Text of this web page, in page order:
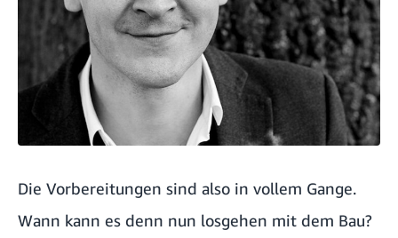
Die Vorbereitungen sind also in vollem Gange.
Wann kann es denn nun losgehen mit dem Bau?